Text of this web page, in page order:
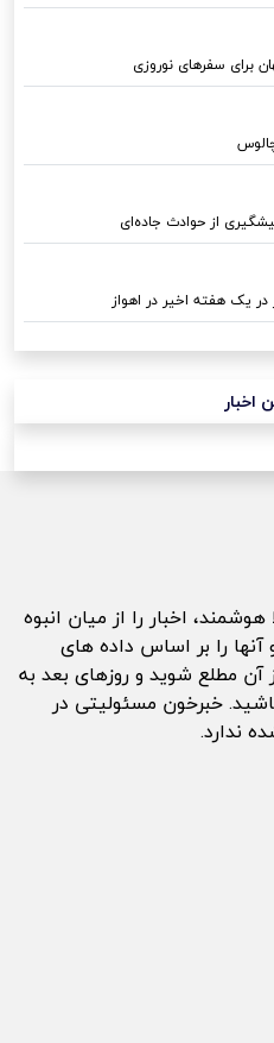
برای سفرهای نوروزی
اخبار
اخبار را از میان انبوه
آنها را بر اساس داده های
آن مطلع شوید و روزهای بعد به
خبرخون مسئولیتی در
ندارد.